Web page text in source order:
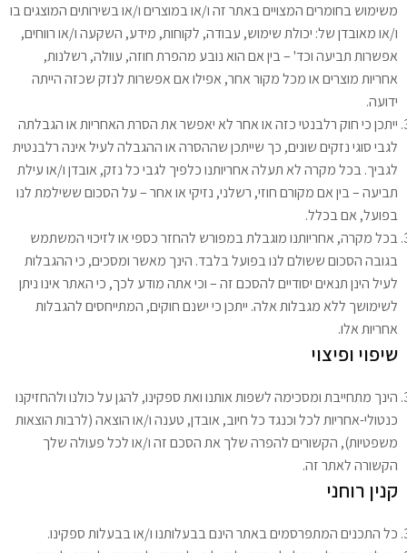
משימוש בחומרים המצויים באתר זה ו/או במוצרים ו/או בשירותים המוצגים בו
ו/או מאובדן של: יכולת שימוש, עבודה, לקוחות, מידע, השקעה ו/או רווחים,
אפשרות תביעה וכד' – בין אם הוא נובע מהפרת חוזה, עוולה, רשלנות,
אחריות מוצרים או מכל מקור אחר, אפילו אם אפשרות לנזק שכזה הייתה
ידועה.
ייתכן כי חוק רלבנטי כזה או אחר לא יאפשר את הסרת האחריות או הגבלתה
לגבי סוגי נזקים שונים, כך שייתכן שההסרה או ההגבלה לעיל אינה רלבנטית
לגביך. בכל מקרה לא תעלה אחריותנו כלפיך לגבי כל נזק, אובדן ו/או עילת
תביעה – בין אם מקורם חוזי, רשלני, נזיקי או אחר – על הסכום ששילמת לנו
בפועל, אם בכלל.
בכל מקרה, אחריותנו מוגבלת במפורש להחזר כספי או לזיכוי המשתמש
בגובה הסכום ששולם לנו בפועל בלבד. הינך מאשר ומסכים, כי ההגבלות
לעיל הינן תנאים יסודיים להסכם זה – וכי אתה מודע לכך, כי האתר אינו ניתן
לשימושך ללא מגבלות אלה. ייתכן כי ישנם חוקים, המתייחסים להגבלות
אחריות אלו.
שיפוי ופיצוי
הינך מתחייבת ומסכימה לשפות אותנו ואת ספקינו, להגן על כולנו ולהחזיקנו
כנטולי-אחריות לכל וכנגד כל חיוב, אובדן, טענה ו/או הוצאה (לרבות הוצאות
משפטיות), הקשורים להפרה שלך את הסכם זה ו/או לכל פעולה שלך
הקשורה לאתר זה.
קנין רוחני
כל התכנים המתפרסמים באתר הינם בבעלותנו ו/או בבעלות ספקינו.